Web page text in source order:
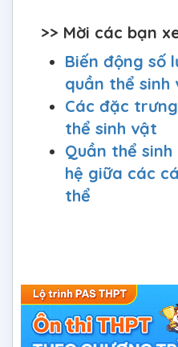
>> Mời các bạn
Biến động số
quần thể sinh
Các đặc
thể sinh vật
Quần thể
hệ giữa các
thể